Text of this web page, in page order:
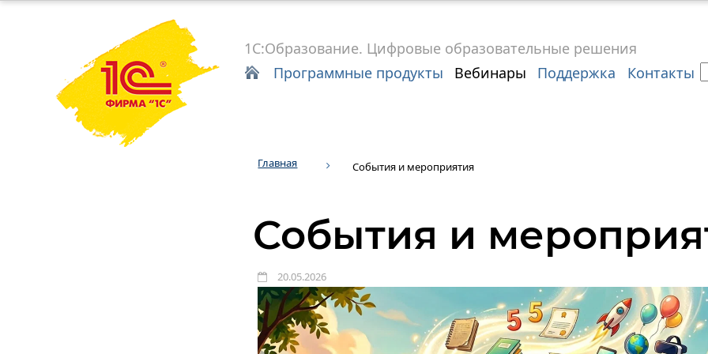
1С:Образование. Цифровые образовательные решения
Программные продукты
Вебинары Поддержка Контакты
Главная События и мероприятия
События и
20.05.2026